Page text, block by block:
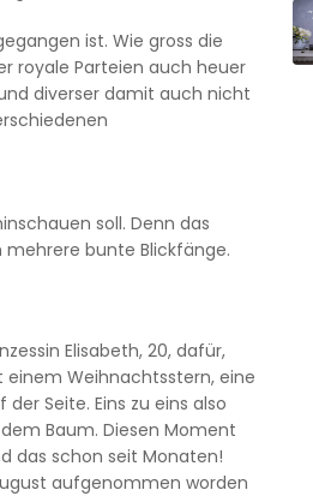
ist. Wie gross die
royale Parteien auch heuer
diverser damit auch nicht
soll. Denn das
mehrere bunte Blickfänge.
Elisabeth, 20, dafür,
Weihnachtsstern, eine
Seite. Eins zu eins also
Baum. Diesen Moment
das schon seit Monaten!
aufgenommen worden